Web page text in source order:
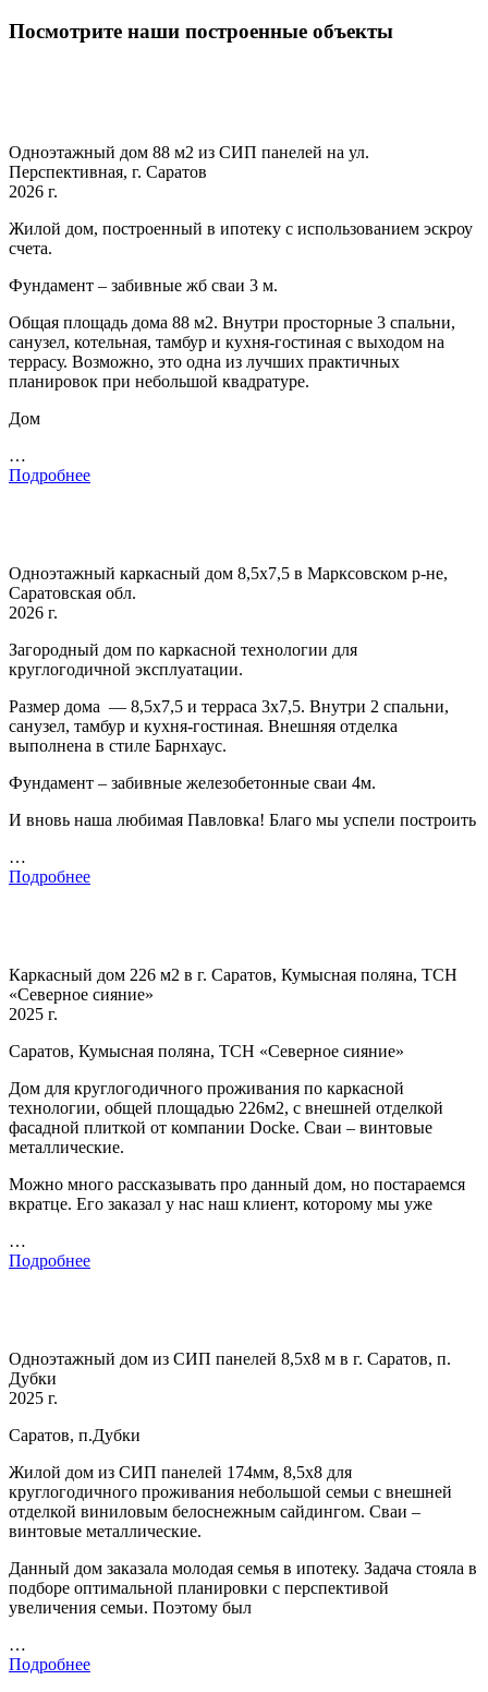
Посмотрите наши построенные объекты
Одноэтажный дом 88 м2 из СИП панелей на ул.
Перспективная, г. Саратов
2026 г.
Жилой дом, построенный в ипотеку с использованием эскроу
счета.
Фундамент – забивные жб сваи 3 м.
Общая площадь дома 88 м2. Внутри просторные 3 спальни,
санузел, котельная, тамбур и кухня-гостиная с выходом на
террасу. Возможно, это одна из лучших практичных
планировок при небольшой квадратуре.
Дом
…
Подробнее
Одноэтажный каркасный дом 8,5х7,5 в Марксовском р-не,
Саратовская обл.
2026 г.
Загородный дом по каркасной технологии для
круглогодичной эксплуатации.
Размер дома — 8,5х7,5 и терраса 3х7,5. Внутри 2 спальни,
санузел, тамбур и кухня-гостиная. Внешняя отделка
выполнена в стиле Барнхаус.
Фундамент – забивные железобетонные сваи 4м.
И вновь наша любимая Павловка! Благо мы успели построить
…
Подробнее
Каркасный дом 226 м2 в г. Саратов, Кумысная поляна, ТСН
«Северное сияние»
2025 г.
Саратов, Кумысная поляна, ТСН «Северное сияние»
Дом для круглогодичного проживания по каркасной
технологии, общей площадью 226м2, с внешней отделкой
фасадной плиткой от компании Docke. Сваи – винтовые
металлические.
Можно много рассказывать про данный дом, но постараемся
вкратце. Его заказал у нас наш клиент, которому мы уже
…
Подробнее
Одноэтажный дом из СИП панелей 8,5х8 м в г. Саратов, п.
Дубки
2025 г.
Саратов, п.Дубки
Жилой дом из СИП панелей 174мм, 8,5х8 для
круглогодичного проживания небольшой семьи с внешней
отделкой виниловым белоснежным сайдингом. Сваи –
винтовые металлические.
Данный дом заказала молодая семья в ипотеку. Задача стояла в
подборе оптимальной планировки с перспективой
увеличения семьи. Поэтому был
…
Подробнее